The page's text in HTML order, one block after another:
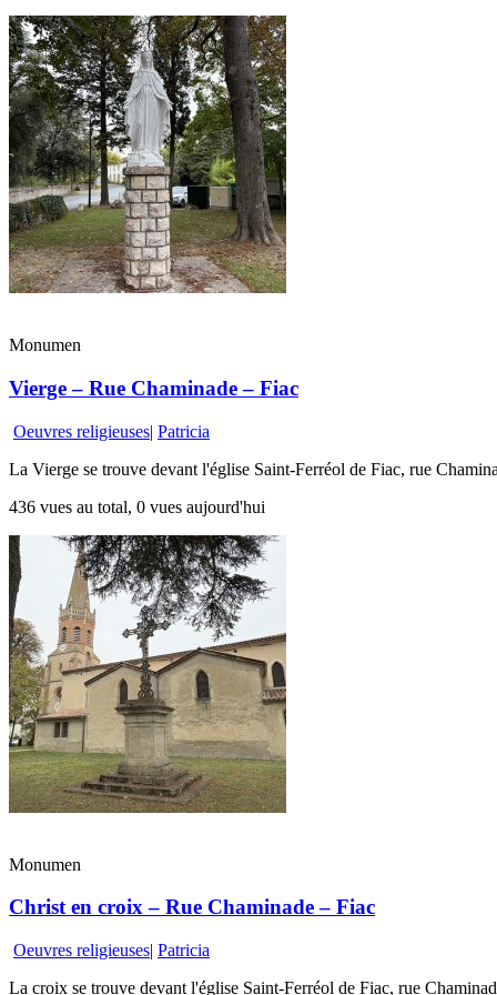
Monumen
Vierge – Rue Chaminade – Fiac
Oeuvres religieuses| Patricia
La Vierge se trouve devant l'église Saint-Ferréol de Fiac, rue
436 vues au total, 0 vues aujourd'hui
Monumen
Christ en croix – Rue Chaminade – Fiac
Oeuvres religieuses| Patricia
La croix se trouve devant l'église Saint-Ferréol de Fiac, rue